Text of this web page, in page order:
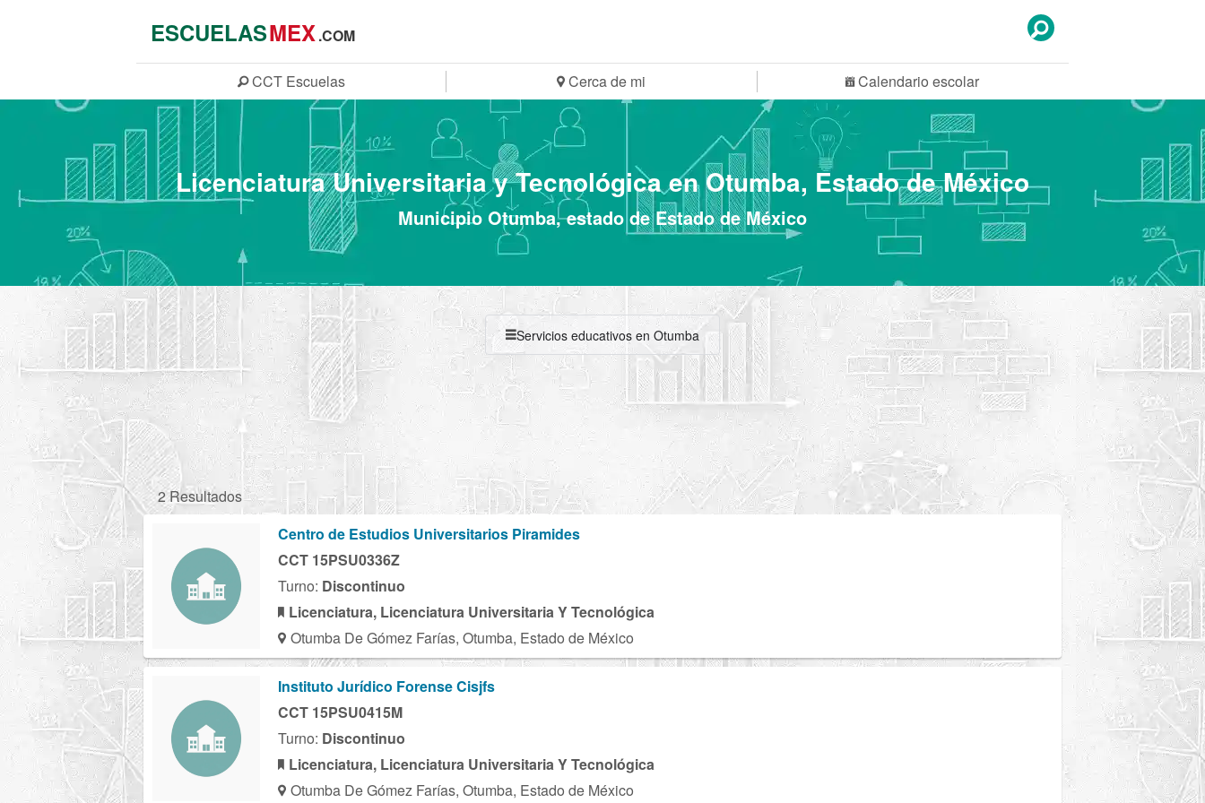
ESCUELASMEX.COM
CCT Escuelas Cerca de mi Calendario escolar
Licenciatura Universitaria y Tecnológica en Otumba, Estado de México
Municipio Otumba, estado de Estado de México
Servicios educativos en Otumba
2 Resultados
Centro de Estudios Universitarios Piramides
CCT 15PSU0336Z
Turno: Discontinuo
Licenciatura, Licenciatura Universitaria Y Tecnológica
Otumba De Gómez Farías, Otumba, Estado de México
Instituto Jurídico Forense Cisjfs
CCT 15PSU0415M
Turno: Discontinuo
Licenciatura, Licenciatura Universitaria Y Tecnológica
Otumba De Gómez Farías, Otumba, Estado de México